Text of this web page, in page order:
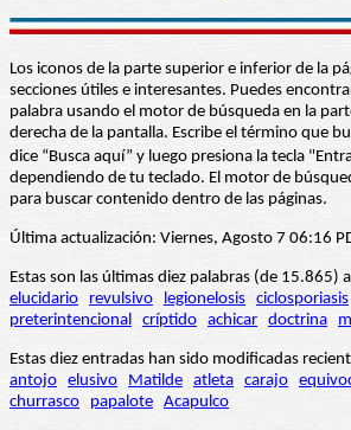
Los iconos de la parte superior e inferior de la
secciones útiles e interesantes. Puedes
palabra usando el motor de búsqueda en la
derecha de la pantalla. Escribe el término que
dice “Busca aquí” y luego presiona la tecla
dependiendo de tu teclado. El motor de
para buscar contenido dentro de las páginas.
Última actualización: Viernes, Agosto 7 06:16
Estas son las últimas diez palabras (de 15.865)
elucidario
revulsivo legionelosis ciclosporiasis
preterintencional críptido achicar doctrina
Estas diez entradas han sido modificadas
antojo elusivo Matilde atleta carajo
churrasco
papalote Acapulco